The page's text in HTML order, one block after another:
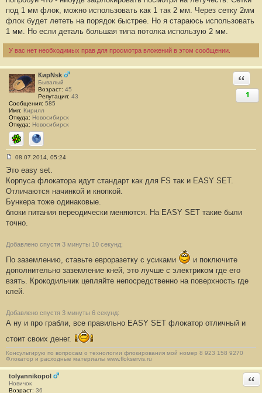
под 1 мм флок, можно использовать как 1 так 2 мм. Через сетку 2мм
флок будет лететь на порядок быстрее. Но я стараюсь использовать
1 мм. Но если деталь большая типа потолка использую 2 мм.
У вас нет необходимых прав для просмотра вложений в этом сообщении.
КирNsk
Бывалый
Возраст: 45
Репутация: 43
Сообщения: 585
Имя: Кирилл
Откуда: Новосибирск
Откуда: Новосибирск
ICQ Сайт
1
о
б
щ
н
и
#
9
08.07.2014, 05:24
Это easy set.
Корпуса флокатора идут стандарт как для FS так и EASY SET.
Отличаются начинкой и кнопкой.
Бункера тоже одинаковые.
блоки питания переодически меняются. На EASY SET такие были
точно.
Добавлено спустя 3 минуты 10 секунд:
По заземлению, ставьте евроразетку с усиками
и поключите
дополнительно заземление кней, это лучше с электриком где его
взять. Крокодильчик цепляйте непосредственно на поверхность где
клей.
Добавлено спустя 3 минуты 6 секунд:
А ну и про грабли, все правильно EASY SET флокатор отличный и
стоит своих денег.
Консультирую по вопросам о технологии флокирования мой номер 8 923 158 9270
Флокатор и расходные материалы www.flokservis.ru
tolyannikopol
Новичок
Возраст: 36